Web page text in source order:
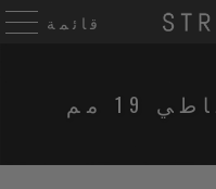
قائمة
مم